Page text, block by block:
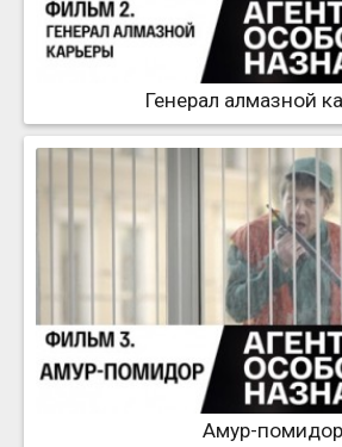
Генерал алмазной
Амур-помидор